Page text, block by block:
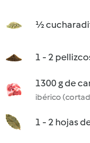
½
1 - 2
1300 g de
ibérico
1 - 2 hojas